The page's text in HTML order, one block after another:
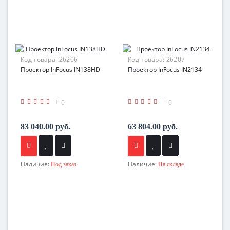
Код товара: 26206
Проектор InFocus IN138HD
0
83 040.00 руб.
Наличие: Под заказ
Код товара: 26207
Проектор InFocus IN2134
0
63 804.00 руб.
Наличие: На складе